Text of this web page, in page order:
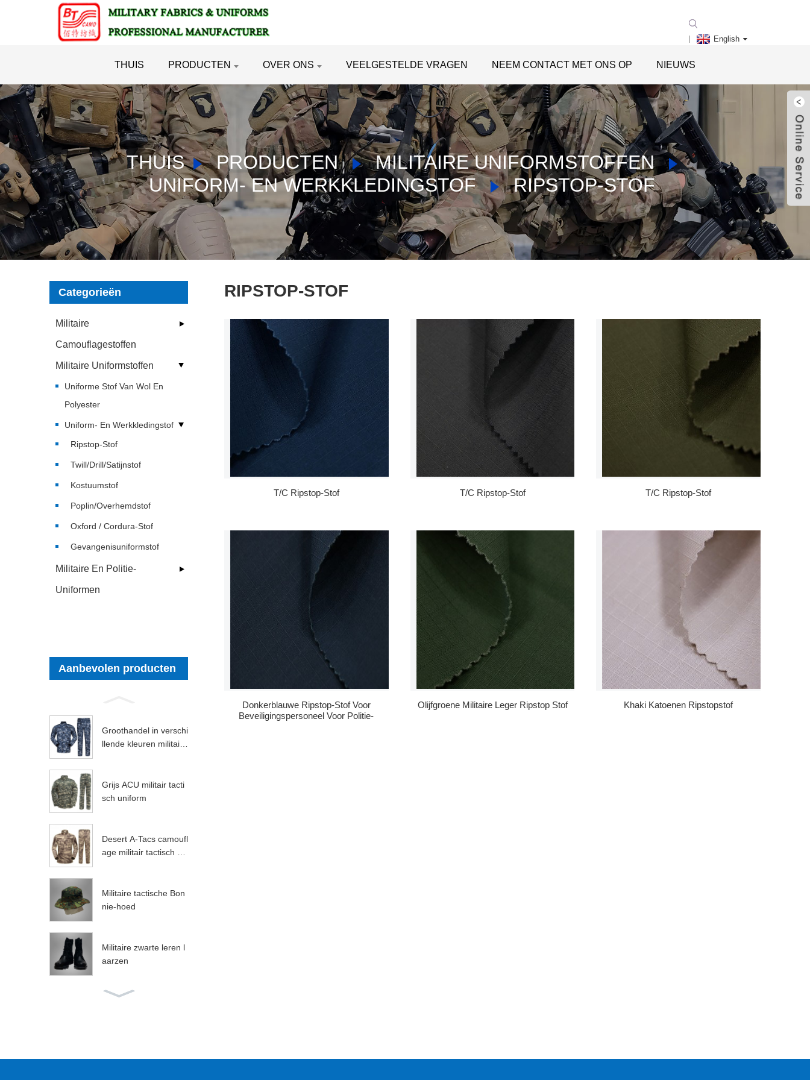
English
THUIS PRODUCTEN OVER ONS VEELGESTELDE VRAGEN NEEM CONTACT MET ONS OP NIEUWS
THUIS PRODUCTEN
MILITAIRE UNIFORMSTOFFEN
UNIFORM- EN WERKKLEDINGSTOF
RIPSTOP-STOF
Categorieën
Militaire
Camouflagestoffen
Militaire Uniformstoffen
Uniforme Stof Van Wol En
Polyester
Uniform- En Werkkledingstof
Ripstop-Stof
Twill/Drill/Satijnstof
Kostuumstof
Poplin/overhemdstof
Oxford / Cordura-Stof
Gevangenisuniformstof
Militaire En Politie-
Uniformen
Aanbevolen producten
Groothandel in verschi
llende kleuren militaire
Grijs ACU militair tacti
sch uniform
Desert A-Tacs camoufl
age militair tactisch un
Militaire tactische Bon
nie-hoed
Militaire zwarte leren l
aarzen
RIPSTOP-STOF
T/C Ripstop-Stof T/C Ripstop-Stof T/C Ripstop-Stof
Donkerblauwe Ripstop-Stof Voor
Beveiligingspersoneel Voor Politie-
Olijfgroene Militaire Leger Ripstop Stof Khaki Katoenen Ripstopstof